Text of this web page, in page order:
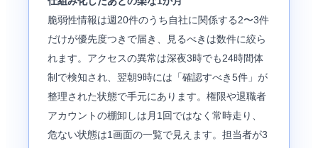
脆弱性情報は週20件のうち自社に関係する2〜3件
だけが優先度つきで届き、見るべきは数件に絞ら
れます。アクセスの異常は深夜3時でも24時間体
制で検知され、翌朝9時には「確認すべき5件」が
整理された状態で手元にあります。権限や退職者
アカウントの棚卸しは月1回ではなく常時走り、
危ない状態は1画面の一覧で見えます。担当者が3